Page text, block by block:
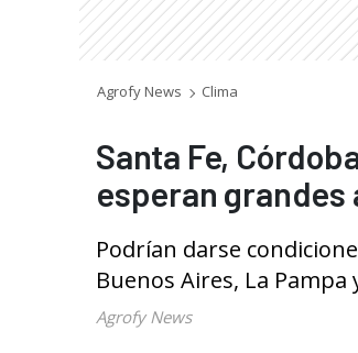
Agrofy News Clima
Santa Fe,
esperan grandes
Podrían darse
Buenos Aires, La Pampa
Agrofy News